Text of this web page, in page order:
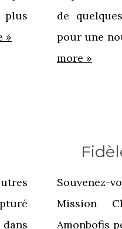
plus
»
de
pour une
more »
Souvenez-
Mission
Amonbofis